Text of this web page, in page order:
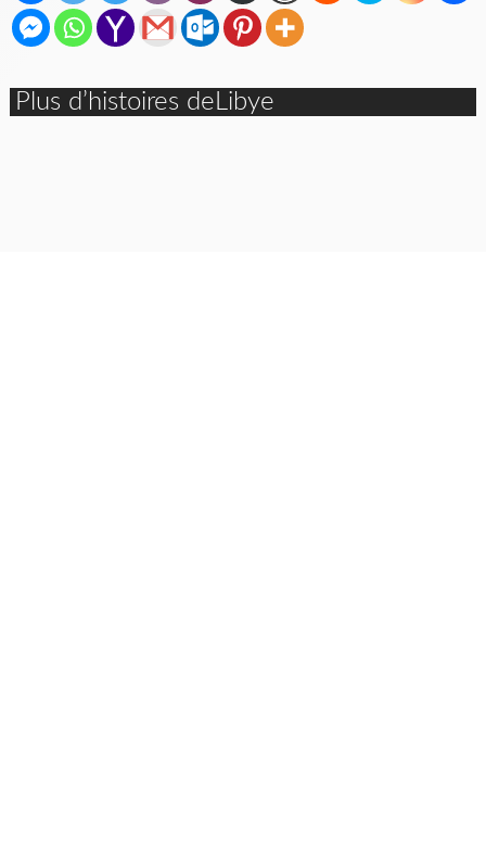
Plus d’histoires deLibye